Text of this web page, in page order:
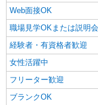
Web面接OK
職場見学OKまたは説明
経験者・有資格者歓迎
女性活躍中
フリーター歓迎
ブランクOK